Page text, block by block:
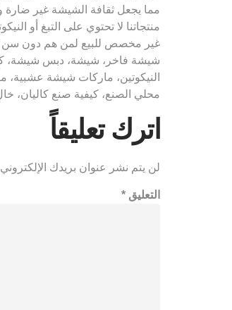
مما يجعل ثقافة الشيشة غير ضارة
منتجاتنا لا تحتوي على التبغ أو
شيشة فاخر، شيشة، دبس شيشة،
النيكوتين، ماركات شيشة
محلي الصنع، كيفية صنع كاليان،
اترك تعليقاً
لن يتم نشر عنوان بريدك
التعليق *